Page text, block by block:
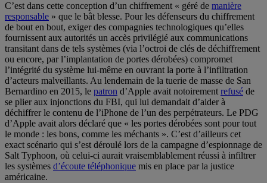
C’est dans cette conception d’un chiffrement « géré de manière
responsable » que le bât blesse. Pour les défenseurs du chiffrement
de bout en bout, exiger des compagnies technologiques qu’elles
fournissent aux autorités un accès privilégié aux communications
transitant dans de tels systèmes (via l’octroi de clés de déchiffrement
ou encore, par l’implantation de portes dérobées) compromet
l’intégrité du système lui-même en ouvrant la porte à l’infiltration
d’acteurs malveillants. Au lendemain de la tuerie de masse de San
Bernardino en 2015, le patron d’Apple avait notoirement refusé de
se plier aux injonctions du FBI, qui lui demandait d’aider à
déchiffrer le contenu de l’iPhone de l’un des perpétrateurs. Le PDG
d’Apple avait alors déclaré que « les portes dérobées sont pour tout
le monde : les bons, comme les méchants ». C’est d’ailleurs cet
exact scénario qui s’est déroulé lors de la campagne d’espionnage de
Salt Typhoon, où celui-ci aurait vraisemblablement réussi à infiltrer
les systèmes d’écoute téléphonique mis en place par la justice
américaine.